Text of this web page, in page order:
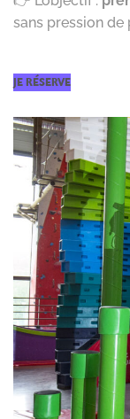
sans pression de
JE RÉSERVE